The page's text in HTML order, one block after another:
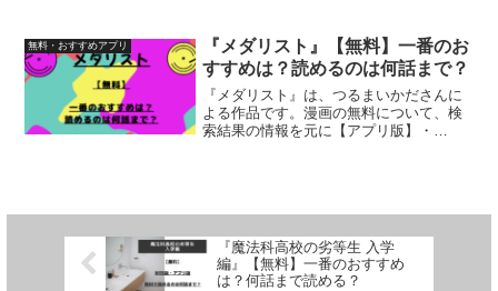
【WEB版】を一つ一つを調査。無料でど
こまで読むことができるの...
無料・おすすめアプリ
『メダリスト』【無料】一番のお
すすめは？読めるのは何話まで？
『メダリスト』は、つるまいかださんに
よる作品です。漫画の無料について、検
索結果の情報を元に【アプリ版】・
『魔法科高校の劣等生 入学
編』【無料】一番のおすすめ
は？何話まで読める？